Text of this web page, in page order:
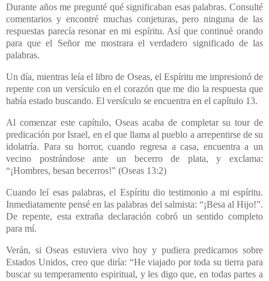
Durante años me pregunté qué significaban esas palabras. Consulté
comentarios y encontré muchas conjeturas, pero ninguna de las
respuestas parecía resonar en mi espíritu. Así que continué orando
para que el Señor me mostrara el verdadero significado de las
palabras.
Un día, mientras leía el libro de Oseas, el Espíritu me impresionó de
repente con un versículo en el corazón que me dio la respuesta que
había estado buscando. El versículo se encuentra en el capítulo 13.
Al comenzar este capítulo, Oseas acaba de completar su tour de
predicación por Israel, en el que llama al pueblo a arrepentirse de su
idolatría. Para su horror, cuando regresa a casa, encuentra a un
vecino postrándose ante un becerro de plata, y exclama:
“¡Hombres, besan becerros!” (Oseas 13:2)
Cuando leí esas palabras, el Espíritu dio testimonio a mi espíritu.
Inmediatamente pensé en las palabras del salmista: “¡Besa al Hijo!”.
De repente, esta extraña declaración cobró un sentido completo
para mí.
Verán, si Oseas estuviera vivo hoy y pudiera predicarnos sobre
Estados Unidos, creo que diría: “He viajado por toda su tierra para
buscar su temperamento espiritual, y les digo que, en todas partes a